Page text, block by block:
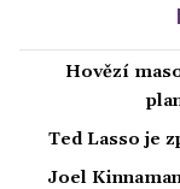
Hovězí
Ted Lasso je
Joel